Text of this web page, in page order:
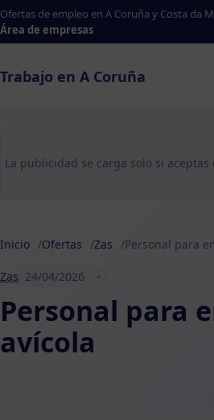
Ofertas de empleo en A Coruña y Costa da
Área de empresas
Trabajo en A Coruña
La publicidad se carga solo si
Inicio Ofertas Zas Personal para
Zas 24/04/2026 -
Personal para
avícola